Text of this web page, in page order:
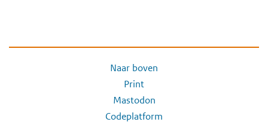
Naar boven
Print
Mastodon
Codeplatform